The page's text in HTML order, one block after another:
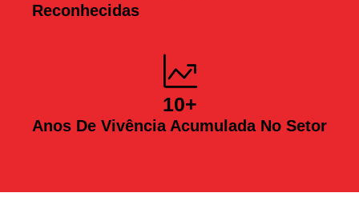
Reconhecidas
Anos De Vivência Acumulada No Setor
10+